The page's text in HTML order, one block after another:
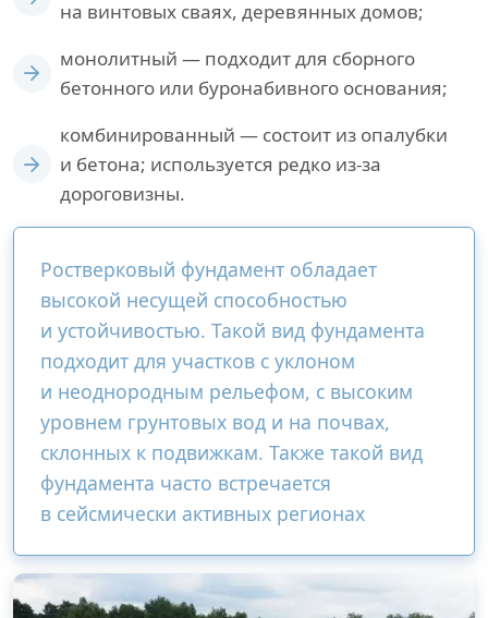
на винтовых сваях, деревянных домов;
монолитный — подходит для сборного
бетонного или буронабивного основания;
комбинированный — состоит из опалубки
и бетона; используется редко из-за
дороговизны.
Ростверковый фундамент обладает
высокой несущей способностью
и устойчивостью. Такой вид фундамента
подходит для участков с уклоном
и неоднородным рельефом, с высоким
уровнем грунтовых вод и на почвах,
склонных к подвижкам. Также такой вид
фундамента часто встречается
в сейсмически активных регионах